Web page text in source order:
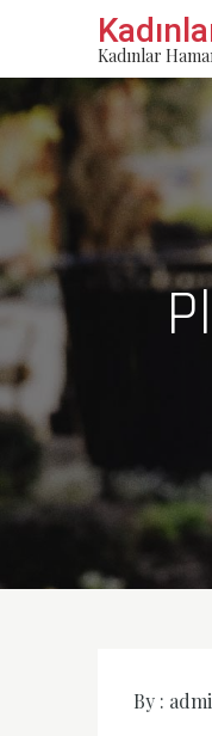
content
Kadınlar
By :